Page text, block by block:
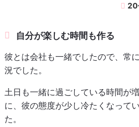
20
自分が楽しむ時間も作る
彼とは会社も一緒でしたので、常
況でした。
土日も一緒に過ごしている時間が
に、彼の態度が少し冷たくなって
た。